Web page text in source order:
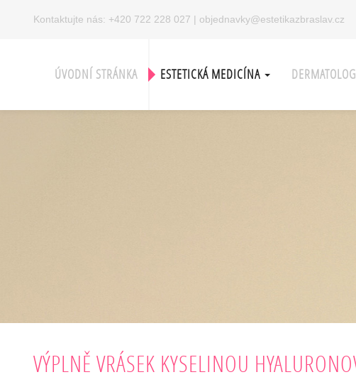
Kontaktujte nás: +420 722 228 027 | objednavky@estetikazbraslav.cz
ÚVODNÍ STRÁNKA ESTETICKÁ MEDICÍNA
VÝPLNĚ VRÁSEK KYSELINOU